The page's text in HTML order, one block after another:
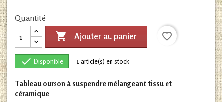
Quantité
 Ajouter au panier favorite_border
 Disponible 1 article(s) en stock
Tableau ourson à suspendre mélangeant tissu et
céramique